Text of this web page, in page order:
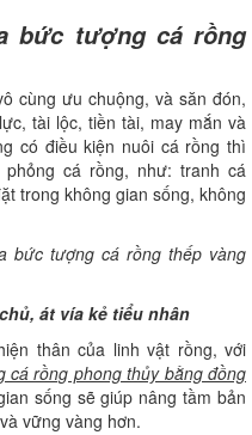
bức tượng cá rồng
cùng ưu chuộng, và săn đón,
tài lộc, tiền tài, may mắn và
có điều kiện nuôi cá rồng thì
cá rồng, như: tranh cá
trong không gian sống, không
bức tượng cá rồng thếp vàng
át vía kẻ tiểu nhân
thân của linh vật rồng, với
cá rồng phong thủy bằng đồng
sống sẽ giúp nâng tầm bản
vững vàng hơn.